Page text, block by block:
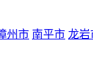
州市 南平市 龙岩